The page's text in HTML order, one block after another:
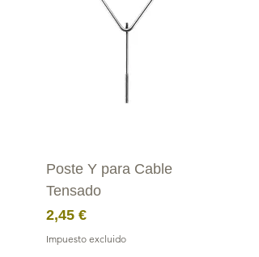
Poste Y para Cable
Tensado
Precio
2,45 €
Impuesto excluido